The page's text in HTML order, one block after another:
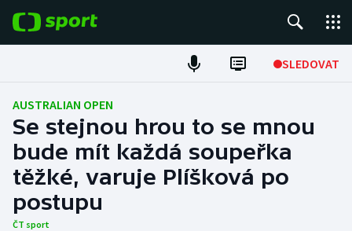
SLEDOVAT
Fotbal
Hokej
Tenis
Atletika
AUSTRALIAN OPEN
Se stejnou hrou to se mnou
bude mít každá soupeřka
těžké, varuje Plíšková po
postupu
ČT sport